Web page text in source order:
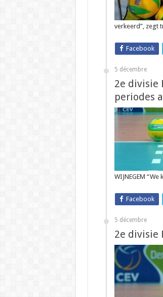
verkeerd”, zegt
Facebook
5 décembre
2e divisie
periodes
WIJNEGEM
Facebook
5 décembre
2e divisie